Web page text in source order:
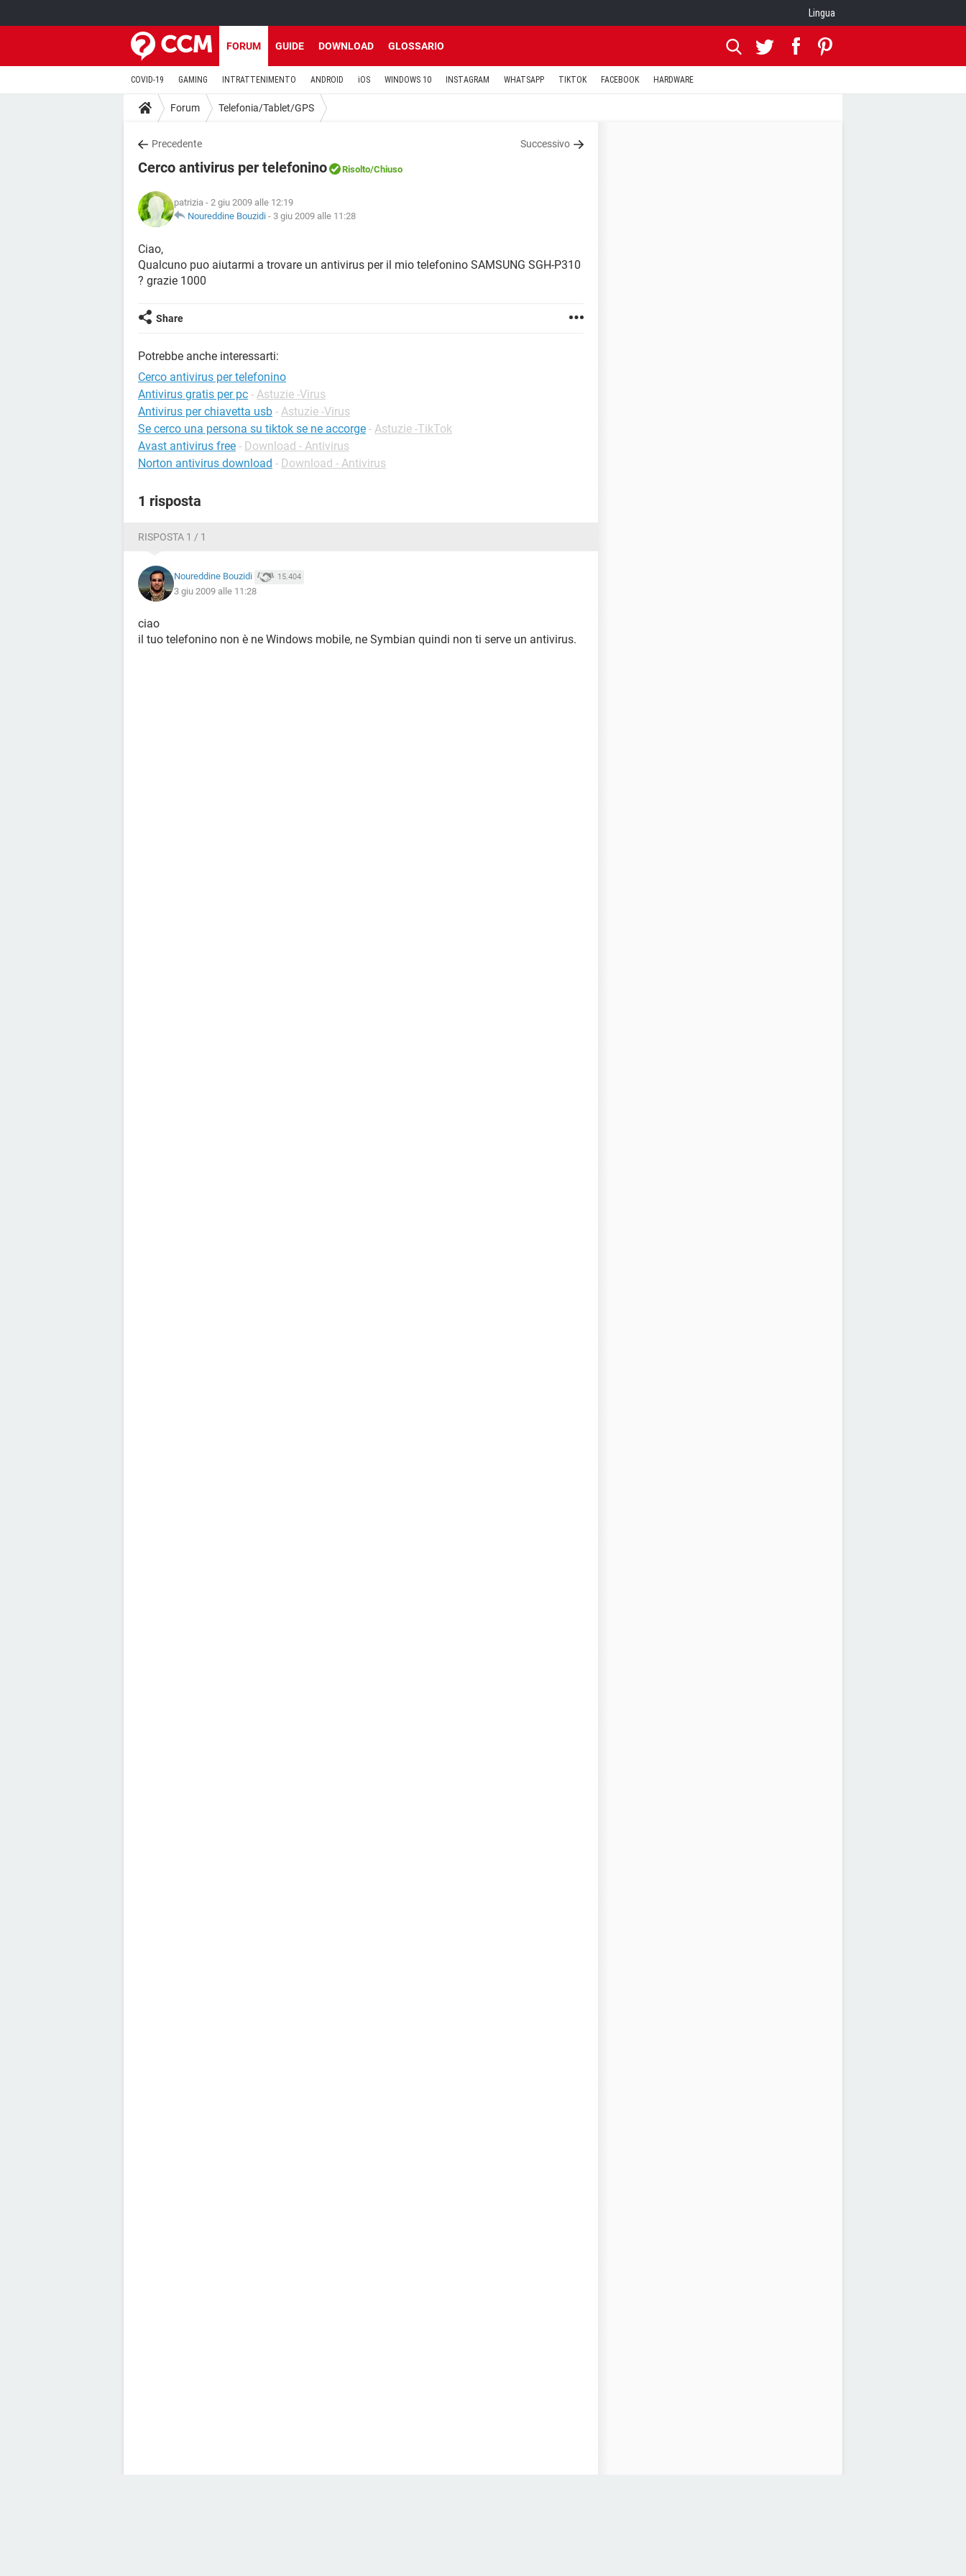
Lingua
FORUM GUIDE DOWNLOAD GLOSSARIO
COVID-19 GAMING INTRATTENIMENTO ANDROID iOS WINDOWS 10 INSTAGRAM WHATSAPP TIKTOK FACEBOOK HARDWARE
Forum Telefonia/Tablet/GPS
Precedente Successivo
Cerco antivirus per telefonino Risolto/Chiuso
patrizia - 2 giu 2009 alle 12:19
Noureddine Bouzidi - 3 giu 2009 alle 11:28
Ciao,
Qualcuno puo aiutarmi a trovare un antivirus per il mio telefonino SAMSUNG SGH-P310
? grazie 1000
Share
Potrebbe anche interessarti:
Cerco antivirus per telefonino
Antivirus gratis per pc - Astuzie -Virus
Antivirus per chiavetta usb - Astuzie -Virus
Se cerco una persona su tiktok se ne accorge - Astuzie -TikTok
Avast antivirus free - Download - Antivirus
Norton antivirus download - Download - Antivirus
1 risposta
RISPOSTA 1 / 1
Noureddine Bouzidi 15.404
3 giu 2009 alle 11:28
ciao
il tuo telefonino non è ne Windows mobile, ne Symbian quindi non ti serve un antivirus.